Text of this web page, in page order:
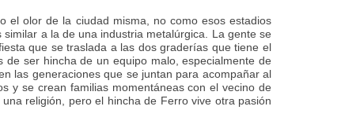
el olor de la ciudad misma, no como esos estadios
a la de una industria metalúrgica. La gente se
que se traslada a las dos graderías que tiene el
ser hincha de un equipo malo, especialmente de
las generaciones que se juntan para acompañar al
y se crean familias momentáneas con el vecino de
religión, pero el hincha de Ferro vive otra pasión